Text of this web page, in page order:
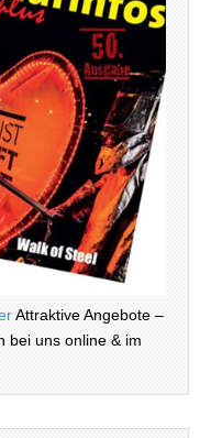
Attraktive Angebote –
bei uns online & im